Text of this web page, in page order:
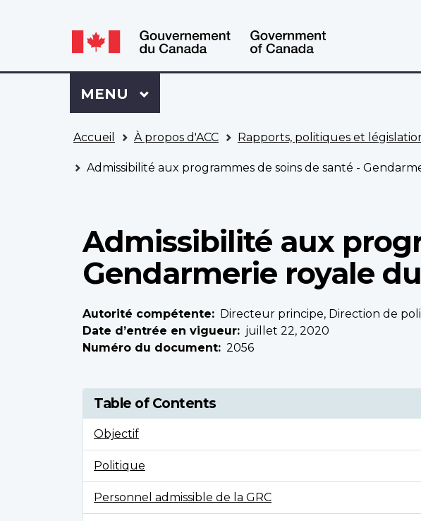
Language
switcher
Language
switcher
Se
connecter
à
Dossier
ACC
Menu
MENU PRINCIPAL
Accueil À propos d'ACC Rapports, politiques et
Admissibilité aux programmes de soins de santé -
Admissibilité aux
Gendarmerie royale
Autorité compétente
Directeur principe, Direction de
Date d’entrée en vigueur
juillet 22, 2020
Numéro du document
2056
Table of Contents
Objectif
Politique
Personnel admissible de la GRC